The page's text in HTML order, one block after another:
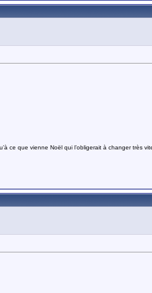
ce que vienne Noël qui l’obligerait à changer très